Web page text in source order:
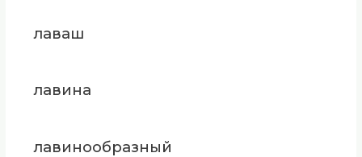
лаваш
лавина
лавинообразный